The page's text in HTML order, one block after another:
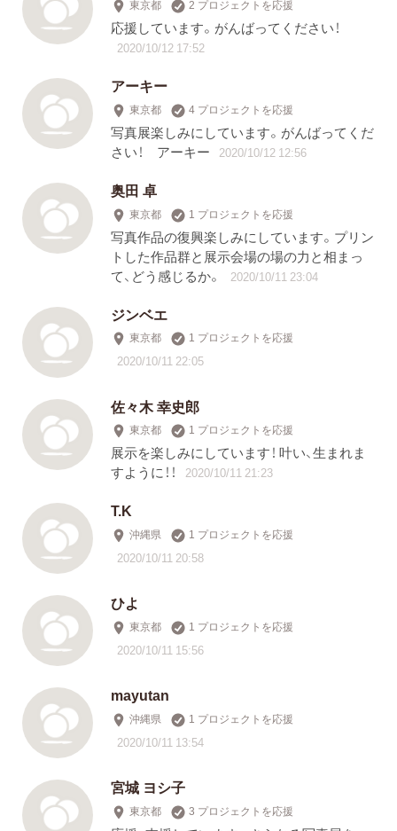
東京都 2 プロジェクトを応援
応援しています。がんばってください！
2020/10/12 17:52
アーキー
東京都 4 プロジェクトを応援
写真展楽しみにしています。がんばってくだ
さい！ アーキー
2020/10/12 12:56
奥田 卓
東京都 1 プロジェクトを応援
写真作品の復興楽しみにしています。プリン
トした作品群と展示会場の場の力と相まっ
て、どう感じるか。
2020/10/11 23:04
ジンベエ
東京都 1 プロジェクトを応援
2020/10/11 22:05
佐々木 幸史郎
東京都 1 プロジェクトを応援
展示を楽しみにしています！ 叶い、生まれま
すように！！
2020/10/11 21:23
T.K
沖縄県 1 プロジェクトを応援
2020/10/11 20:58
ひよ
東京都 1 プロジェクトを応援
2020/10/11 15:56
mayutan
沖縄県 1 プロジェクトを応援
2020/10/11 13:54
宮城 ヨシ子
東京都 3 プロジェクトを応援